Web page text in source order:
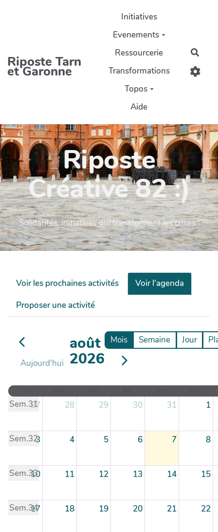
Riposte Tarn
et Garonne
Initiatives
Evenements
Ressourcerie
Transformations
Topos
Aide
Riposte
Créative 82 :)
Solidarités, initiatives qui transforment les crises !
Voir les prochaines activités
Voir l'agenda
Proposer une activité
Aujourd'hui
août
2026
Mois Semaine Jour
Sem.31
27 28 29 30 31 1
Sem.323 4 5 6 7 8
Sem.33
10 11 12 13 14 15
Sem.34
17 18 19 20 21 22